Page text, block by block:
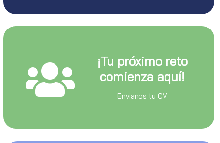
¡Tu próximo reto
comienza aquí!
Envianos tu CV